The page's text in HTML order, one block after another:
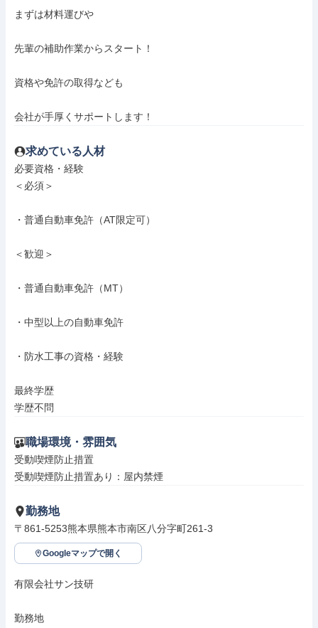
まずは材料運びや
先輩の補助作業からスタート！
資格や免許の取得なども
会社が手厚くサポートします！
求めている人材
必要資格・経験
＜必須＞
・普通自動車免許（AT限定可）
＜歓迎＞
・普通自動車免許（MT）
・中型以上の自動車免許
・防水工事の資格・経験
最終学歴
学歴不問
職場環境・雰囲気
受動喫煙防止措置
受動喫煙防止措置あり：屋内禁煙
勤務地
〒861-5253熊本県熊本市南区八分字町261-3
Googleマップで開く
有限会社サン技研
勤務地